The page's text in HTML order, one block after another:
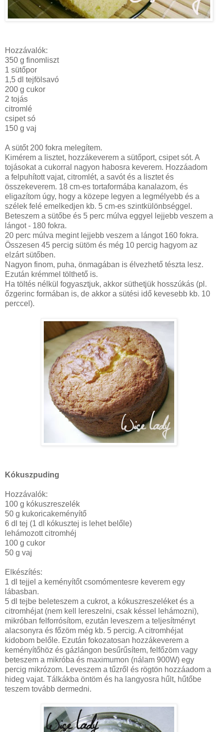
Hozzávalók:
350 g finomliszt
1 sütőpor
1,5 dl tejfölsavó
200 g cukor
2 tojás
citromlé
csipet só
150 g vaj
A sütőt 200 fokra melegítem.
Kimérem a lisztet, hozzákeverem a sütőport, csipet sót. A
tojásokat a cukorral nagyon habosra keverem. Hozzáadom
a felpuhított vajat, citromlét, a savót és a lisztet és
összekeverem. 18 cm-es tortaformába kanalazom, és
eligazítom úgy, hogy a közepe legyen a legmélyebb és a
szélek felé emelkedjen kb. 5 cm-es szintkülönbséggel.
Beteszem a sütőbe és 5 perc múlva eggyel lejjebb veszem a
lángot - 180 fokra.
20 perc múlva megint lejjebb veszem a lángot 160 fokra.
Összesen 45 percig sütöm és még 10 percig hagyom az
elzárt sütőben.
Nagyon finom, puha, önmagában is élvezhető tészta lesz.
Ezután krémmel tölthető is.
Ha töltés nélkül fogyasztjuk, akkor süthetjük hosszúkás (pl.
őzgerinc formában is, de akkor a sütési idő kevesebb kb. 10
perccel).
Kókuszpuding
Hozzávalók:
100 g kókuszreszelék
50 g kukoricakeményítő
6 dl tej (1 dl kókusztej is lehet belőle)
lehámozott citromhéj
100 g cukor
50 g vaj
Elkészítés:
1 dl tejjel a keményítőt csomómentesre keverem egy
lábasban.
5 dl tejbe beleteszem a cukrot, a kókuszreszeléket és a
citromhéjat (nem kell lereszelni, csak késsel lehámozni),
mikróban felforrósítom, ezután leveszem a teljesítményt
alacsonyra és főzöm még kb. 5 percig. A citromhéjat
kidobom belőle. Ezután fokozatosan hozzákeverem a
keményítőhöz és gázlángon besűrűsítem, felfőzöm vagy
beteszem a mikróba és maximumon (nálam 900W) egy
percig mikrózom. Leveszem a tűzről és rögtön hozzáadom a
hideg vajat. Tálkákba öntöm és ha langyosra hűlt, hűtőbe
teszem tovább dermedni.